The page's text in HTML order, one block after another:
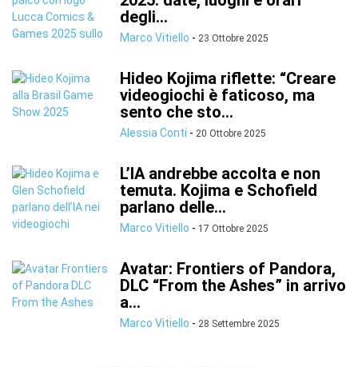
degli...
Marco Vitiello - 23 Ottobre 2025
Hideo Kojima riflette: “Creare
videogiochi è faticoso, ma
sento che sto...
Alessia Conti - 20 Ottobre 2025
L’IA andrebbe accolta e non
temuta. Kojima e Schofield
parlano delle...
Marco Vitiello - 17 Ottobre 2025
Avatar: Frontiers of Pandora,
DLC “From the Ashes” in arrivo
a...
Marco Vitiello - 28 Settembre 2025